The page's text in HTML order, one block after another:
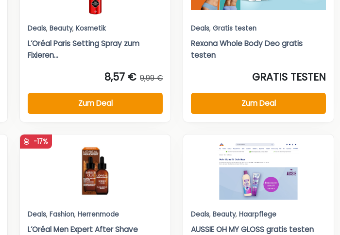
Deals, Beauty, Kosmetik
L’Oréal Paris Setting Spray zum
Fixieren...
8,57 € 9,99 €
Zum Deal
Deals, Gratis testen
Rexona Whole Body Deo gratis
testen
GRATIS TESTEN
Zum Deal
-17%
Deals, Fashion, Herrenmode
L’Oréal Men Expert After Shave
Deals, Beauty, Haarpflege
AUSSIE OH MY GLOSS gratis testen